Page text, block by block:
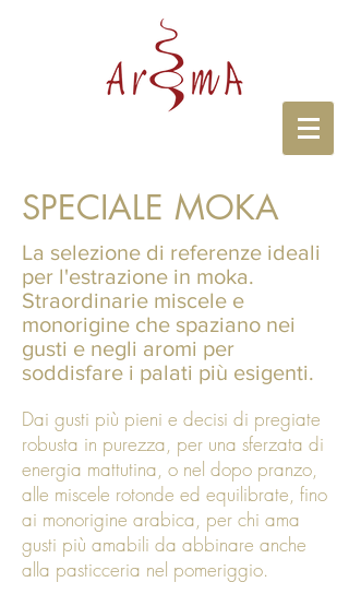
SPECIALE MOKA
La selezione di referenze ideali
per l'estrazione in moka.
Straordinarie miscele e
monorigine che spaziano nei
gusti e negli aromi per
soddisfare i palati più esigenti.
Dai gusti più pieni e decisi di pregiate
robusta in purezza, per una sferzata di
energia mattutina, o nel dopo pranzo,
alle miscele rotonde ed equilibrate, fino
ai monorigine arabica, per chi ama
gusti più amabili da abbinare anche
alla pasticceria nel pomeriggio.